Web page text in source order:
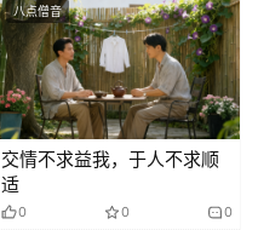
八点僧音
交情不求益我，于人不求顺
适
0 0 0